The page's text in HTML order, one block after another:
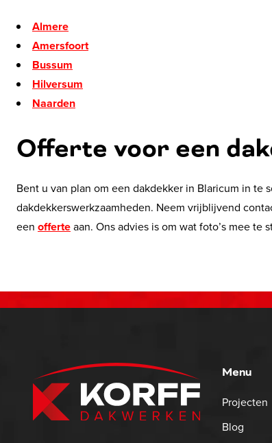
Almere
Amersfoort
Bussum
Hilversum
Naarden
Offerte voor een
Bent u van plan om een dakdekker in Blaricum in te
dakdekkerswerkzaamheden. Neem vrijblijvend
een offerteaan. Ons advies is om wat foto’s mee
Menu
Projecten
Blog